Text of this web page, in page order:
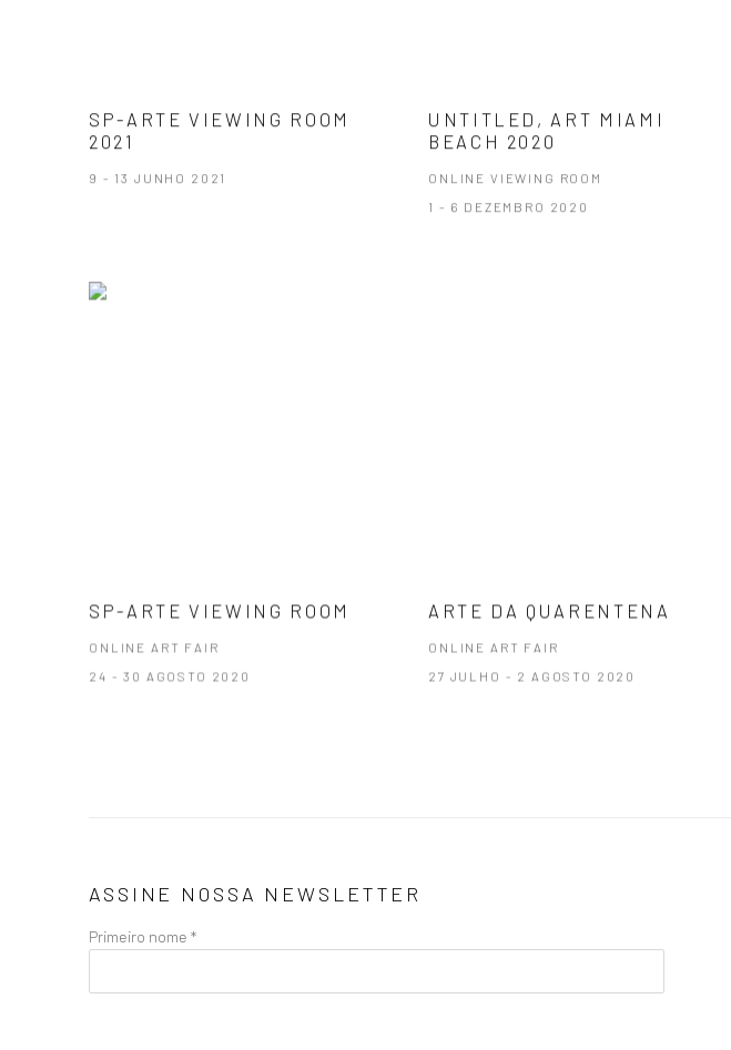
SP-ARTE VIEWING ROOM
2021
9 - 13 JUNHO 2021
UNTITLED, ART MIAMI
BEACH 2020
ONLINE VIEWING ROOM
1 - 6 DEZEMBRO 2020
SP-ARTE VIEWING ROOM
ONLINE ART FAIR
24 - 30 AGOSTO 2020
ARTE DA QUARENTENA
ONLINE ART FAIR
27 JULHO - 2 AGOSTO 2020
ASSINE NOSSA NEWSLETTER
Primeiro nome *